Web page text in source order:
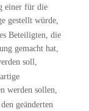
einer für die
gestellt würde,
Beteiligten, die
gemacht hat,
soll,
werden sollen,
geänderten